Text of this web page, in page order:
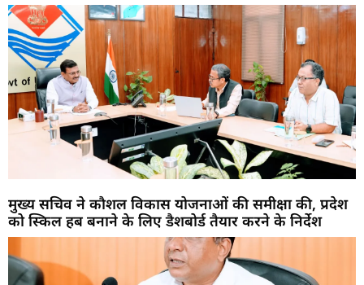
मुख्य सचिव ने कौशल विकास योजनाओं की समीक्षा की, प्रदेश
को स्किल हब बनाने के लिए डैशबोर्ड तैयार करने के निर्देश